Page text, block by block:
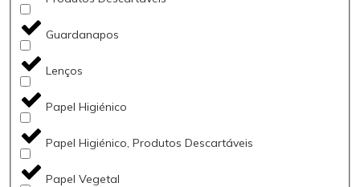
Guardanapos
Lenços
Papel Higiénico
Papel Higiénico, Produtos Descartáveis
Papel Vegetal